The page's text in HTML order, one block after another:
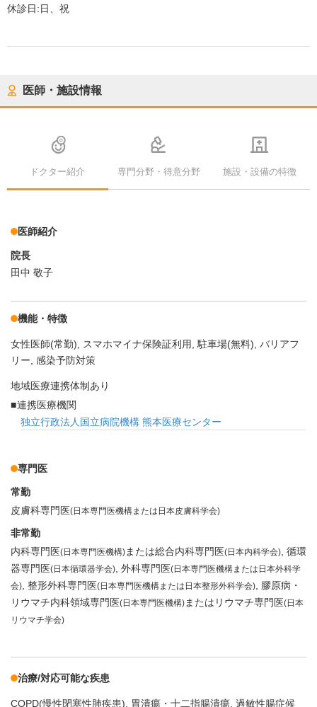
休診日:日、祝
医師・施設情報
ドクター紹介 専門分野・得意分野 施設・設備の特徴
医師紹介
院長
田中 敬子
機能・特徴
女性医師(常勤) スマホマイナ保険証利用 駐車場(無料) バリアフ
リー 感染予防対策
地域医療連携体制あり
連携医療機関
独立行政法人国立病院機構 熊本医療センター
専門医
常勤
皮膚科専門医(日本専門医機構または日本皮膚科学会)
非常勤
内科専門医(日本専門医機構)または総合内科専門医(日本内科学会) 循環
器専門医(日本循環器学会) 外科専門医(日本専門医機構または日本外科学
会) 整形外科専門医(日本専門医機構または日本整形外科学会)
膠原病・
リウマチ内科領域専門医(日本専門医機構)またはリウマチ専門医(日本
リウマチ学会)
治療/対応可能な疾患
COPD(慢性閉塞性肺疾患) 胃潰瘍・十二指腸潰瘍 過敏性腸症候